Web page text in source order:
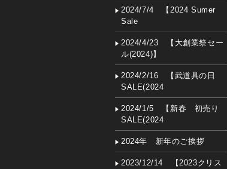
2024/7/4 【2024 Sumer
Sale
2024/4/23 【大創業祭セー
ル(2024)】
2024/2/16 【武道具の日
SALE(2024
2024/1/5 【新春 初売り
SALE(2024
2024年 新年のご挨拶
2023/12/14 【2023クリス